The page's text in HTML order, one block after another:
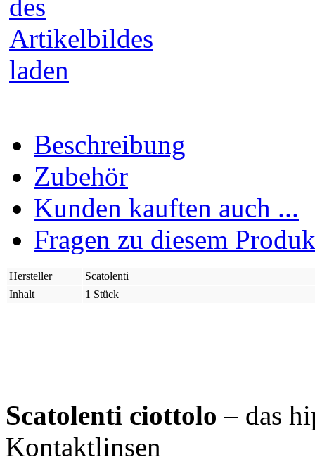
Beschreibung
Zubehör
Kunden kauften auch ...
Fragen zu diesem
Hersteller
Scatolenti
Inhalt
1 Stück
Scatolenti ciottolo – das
Kontaktlinsen